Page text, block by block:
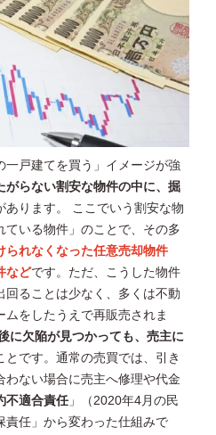
戸建てを買う」イメージが強
がらない割安な物件の中に、掘
あります。 ここでいう割安な物
いる物件」のことで、その多
られなくなった任意売却物件
などです。ただ、こうした物件
ることは少なく、多くは不動
をしたうえで再販売されま
に欠陥が見つかっても、売主に
とです。通常の売買では、引き
ない場合に売主へ修理や代金
不適合責任 」（2020年4月の民
責任」から変わった仕組みで